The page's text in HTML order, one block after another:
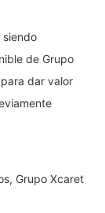
siendo
de Grupo
dar valor
Grupo Xcaret